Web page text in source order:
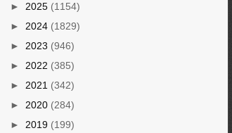
► 2025 (1154)
► 2024 (1829)
► 2023 (946)
► 2022 (385)
► 2021 (342)
► 2020 (284)
► 2019 (199)